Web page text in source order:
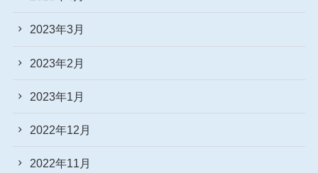
2023年3月
2023年2月
2023年1月
2022年12月
2022年11月